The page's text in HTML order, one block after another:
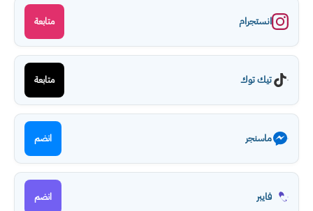
انستجرام متابعة
تيك توك متابعة
ماسنجر انضم
فايبر انضم